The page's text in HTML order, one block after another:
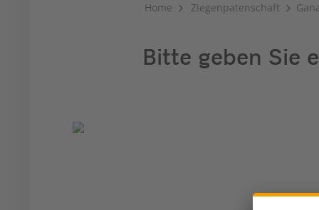
Home Ziegenpatenschaft
Bitte geben Sie